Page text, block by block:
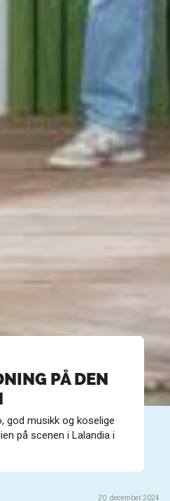
PÅ DEN
god musikk og koselige
på scenen i Lalandia i
20. december 2024